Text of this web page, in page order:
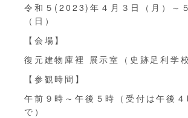
令和５(2023)年４月３日（月）～
（日）
【会場】
復元建物庫裡 展示室（史跡足利学校
【参観時間】
午前９時～午後５時（受付は午後４
で）